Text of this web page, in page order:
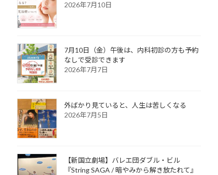
2026年7月10日
7月10日（金）午後は、内科初診の方も予約
なしで受診できます
2026年7月7日
外ばかり見ていると、人生は苦しくなる
2026年7月5日
【新国立劇場】バレエ団ダブル・ビル
『String SAGA / 暗やみから解き放たれて』